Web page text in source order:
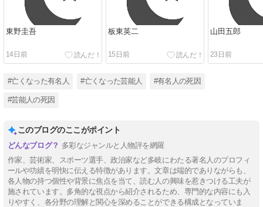
東野圭吾
14日前
板東英二
15日前
山田五郎
23日前
#亡くなった有名人 #亡くなった芸能人 #有名人の死因
#芸能人の死因
このブログのここがポイント
多彩なジャンルと人物評を網羅
作家、芸術家、スポーツ選手、政治家など多岐にわたる著名人のプロフィ
ールや功績を明快に伝える特徴があります。文章は端的でありながらも、
各人物の持つ個性や背景に焦点を当て、読む人の興味を惹きつける工夫が
施されています。多角的な視点から紹介されるため、専門的な内容にも入
りやすく、各分野の理解と関心を深めることができる構成となっていま